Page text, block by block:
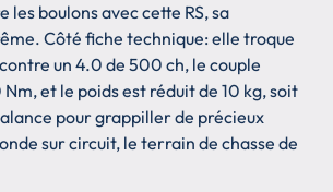
les boulons avec cette RS, sa
Côté fiche technique: elle troque
un 4.0 de 500 ch, le couple
et le poids est réduit de 10 kg, soit
pour grappiller de précieux
sur circuit, le terrain de chasse de